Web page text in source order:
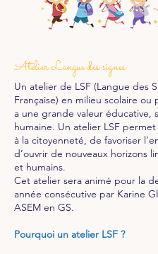
Atelier Langue des signes
Un atelier de LSF (Langue des
Française) en milieu scolaire ou
a une grande valeur éducative,
humaine. Un atelier LSF
à la citoyenneté, de favoriser
d’ouvrir de nouveaux horizons
et humains.
Cet atelier sera animé pour la
année consécutive par Karine
ASEM en GS.
Pourquoi un atelier LSF ?